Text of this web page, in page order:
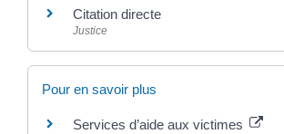
Citation directe
Justice
Pour en savoir plus
Services d’aide aux victimes